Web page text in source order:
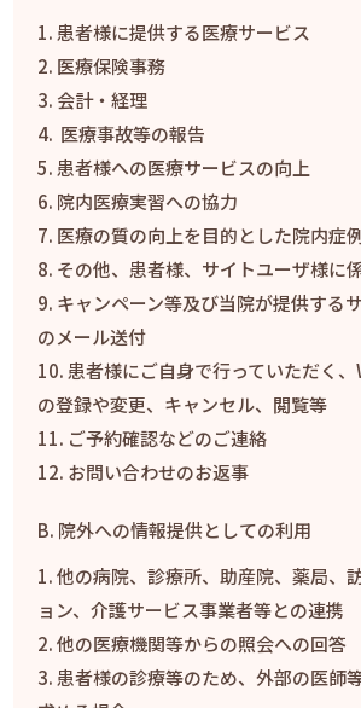
患者様に提供する医療サービス
医療保険事務
会計・経理
医療事故等の報告
患者様への医療サービスの向上
院内医療実習への協力
医療の質の向上を目的とした院内症
その他、患者様、サイトユーザ様に
キャンペーン等及び当院が提供する
のメール送付
患者様にご自身で行っていただく
の登録や変更、キャンセル、閲覧等
ご予約確認などのご連絡
お問い合わせのお返事
B. 院外への情報提供としての利用
他の病院、診療所、助産院、薬局、
ョン、介護サービス事業者等との連携
他の医療機関等からの照会への回答
患者様の診療等のため、外部の医師